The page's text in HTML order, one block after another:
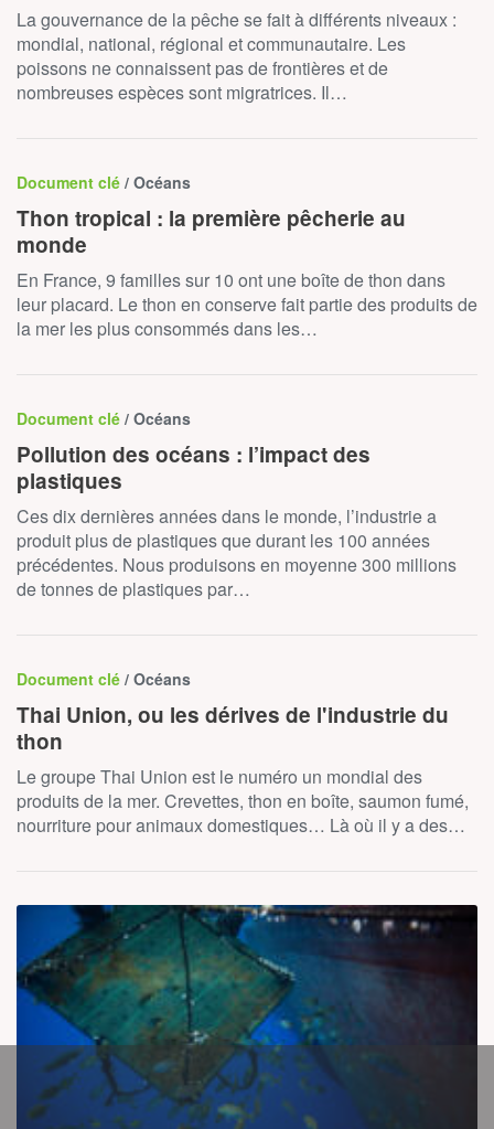
La gouvernance de la pêche se fait à différents niveaux :
mondial, national, régional et communautaire. Les
poissons ne connaissent pas de frontières et de
nombreuses espèces sont migratrices. Il…
Document clé / Océans
Thon tropical : la première pêcherie au
monde
En France, 9 familles sur 10 ont une boîte de thon dans
leur placard. Le thon en conserve fait partie des produits de
la mer les plus consommés dans les…
Document clé / Océans
Pollution des océans : l’impact des
plastiques
Ces dix dernières années dans le monde, l’industrie a
produit plus de plastiques que durant les 100 années
précédentes. Nous produisons en moyenne 300 millions
de tonnes de plastiques par…
Document clé / Océans
Thai Union, ou les dérives de l'industrie du
thon
Le groupe Thai Union est le numéro un mondial des
produits de la mer. Crevettes, thon en boîte, saumon fumé,
nourriture pour animaux domestiques… Là où il y a des…